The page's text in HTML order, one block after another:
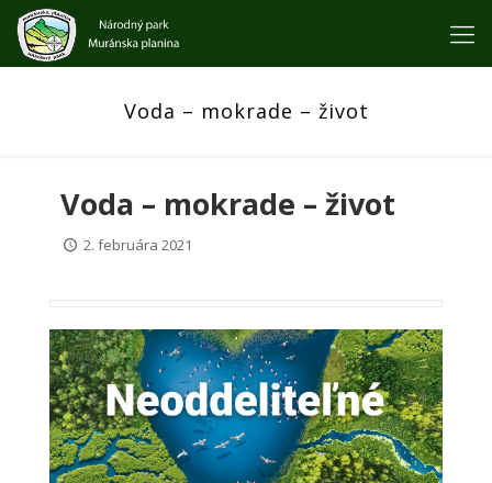
Voda – mokrade – život
Voda – mokrade – život
2. februára 2021